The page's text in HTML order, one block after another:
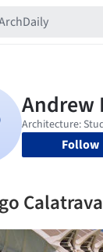
Follow
Calatrava